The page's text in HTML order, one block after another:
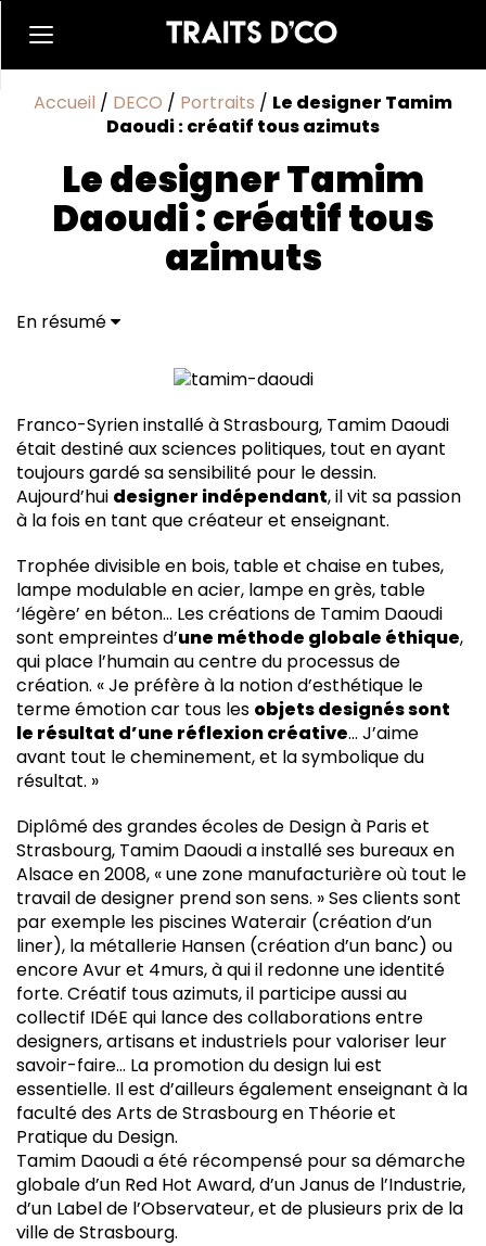
Accueil / DECO / Portraits / Le designer Tamim
Daoudi : créatif tous azimuts
Le designer Tamim
Daoudi : créatif tous
azimuts
En résumé
Franco-Syrien installé à Strasbourg, Tamim Daoudi
était destiné aux sciences politiques, tout en ayant
toujours gardé sa sensibilité pour le dessin.
Aujourd’hui designer indépendant, il vit sa passion
à la fois en tant que créateur et enseignant.
Trophée divisible en bois, table et chaise en tubes,
lampe modulable en acier, lampe en grès, table
‘légère’ en béton… Les créations de Tamim Daoudi
sont empreintes d’une méthode globale éthique,
qui place l’humain au centre du processus de
création. « Je préfère à la notion d’esthétique le
terme émotion car tous les objets designés sont
le résultat d’une réflexion créative… J’aime
avant tout le cheminement, et la symbolique du
résultat. »
Diplômé des grandes écoles de Design à Paris et
Strasbourg, Tamim Daoudi a installé ses bureaux en
Alsace en 2008, « une zone manufacturière où tout le
travail de designer prend son sens. » Ses clients sont
par exemple les piscines Waterair (création d’un
liner), la métallerie Hansen (création d’un banc) ou
encore Avur et 4murs, à qui il redonne une identité
forte. Créatif tous azimuts, il participe aussi au
collectif IDéE qui lance des collaborations entre
designers, artisans et industriels pour valoriser leur
savoir-faire… La promotion du design lui est
essentielle. Il est d’ailleurs également enseignant à la
faculté des Arts de Strasbourg en Théorie et
Pratique du Design.
Tamim Daoudi a été récompensé pour sa démarche
globale d’un Red Hot Award, d’un Janus de l’Industrie,
d’un Label de l’Observateur, et de plusieurs prix de la
ville de Strasbourg.